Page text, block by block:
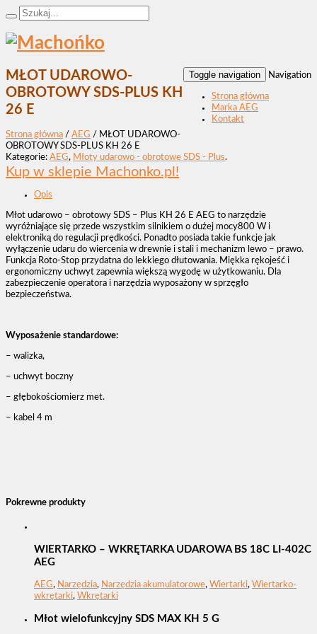
Toggle navigation Navigation
Strona główna
Marka AEG
Kontakt
MŁOT UDAROWO-
OBROTOWY SDS-PLUS KH
26 E
Strona główna / AEG / MŁOT UDAROWO-
OBROTOWY SDS-PLUS KH 26 E
Kategorie: AEG, Młoty udarowo - obrotowe SDS - Plus.
Kup w sklepie Machonko.pl!
Opis
Młot udarowo – obrotowy SDS – Plus KH 26 E AEG to narzędzie
wyróżniające się przede wszystkim silnikiem o dużej mocy800 W i
elektroniką do regulacji prędkości. Ponadto posiada takie funkcje jak
wyłączenie udaru do wiercenia w drewnie i stali i mechanizm lewo – prawo.
Funkcja Roto-Stop przydatna do lekkiego dłutowania. Miękka rękojeść i
ergonomiczny uchwyt zapewnia większą wygodę w użytkowaniu. Dla
zabezpieczenie operatora i narzędzia wyposażony w sprzęgło
bezpieczeństwa.
Wyposażenie standardowe:
– walizka,
– uchwyt boczny
– głębokościomierz met.
– kabel 4 m
Pokrewne produkty
WIERTARKO – WKRĘTARKA UDAROWA BS 18C LI-402C
AEG
AEG, Narzędzia, Narzędzia akumulatorowe, Wiertarki, Wiertarko-
wkrętarki, Wkrętarki
Młot wielofunkcyjny SDS MAX KH 5 G